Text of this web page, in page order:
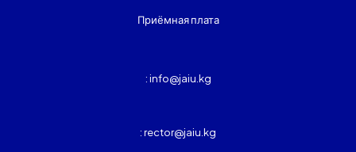
Приёмная плата
: info@jaiu.kg
: rector@jaiu.kg